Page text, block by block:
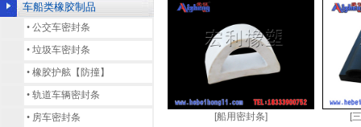
车船类橡胶制品
• 公交车密封条
• 垃圾车密封条
• 橡胶护舷【防撞】
• 轨道车辆密封条
• 房车密封条
[船用密封条] [